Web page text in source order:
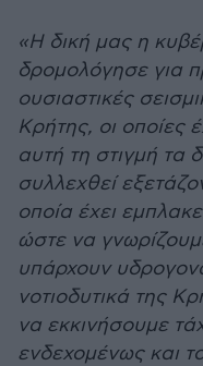
«Η δική μας η
δρομολόγησε για
ουσιαστικές
Κρήτης, οι οποίες
αυτή τη στιγμή τα
συλλεχθεί
οποία έχει
ώστε να
υπάρχουν
νοτιοδυτικά της
να εκκινήσουμε
ενδεχομένως και